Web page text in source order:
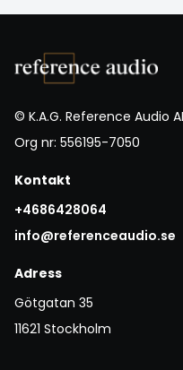
© K.A.G. Reference Audio
Org nr: 556195-7050
Kontakt
+4686428064
info@referenceaudio.se
Adress
Götgatan 35
11621 Stockholm